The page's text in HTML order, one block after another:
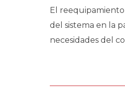
El
del sistema en la
necesidades del